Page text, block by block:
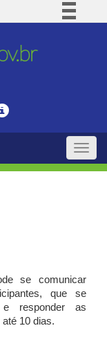
BR
Toggle
se comunicar
que se
e responder as
10 dias.